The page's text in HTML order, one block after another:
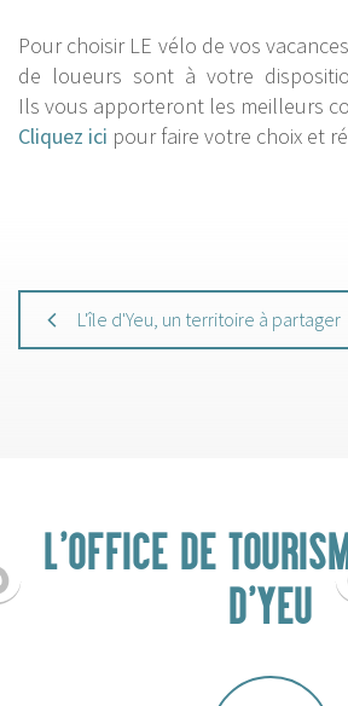
Pour choisir LE vélo de vos
de loueurs sont à votre
Ils vous apporteront les meilleurs
Cliquez ici pour faire votre choix et
L'île d'Yeu, un territoire à partager
L'OFFICE DE
D'YEU